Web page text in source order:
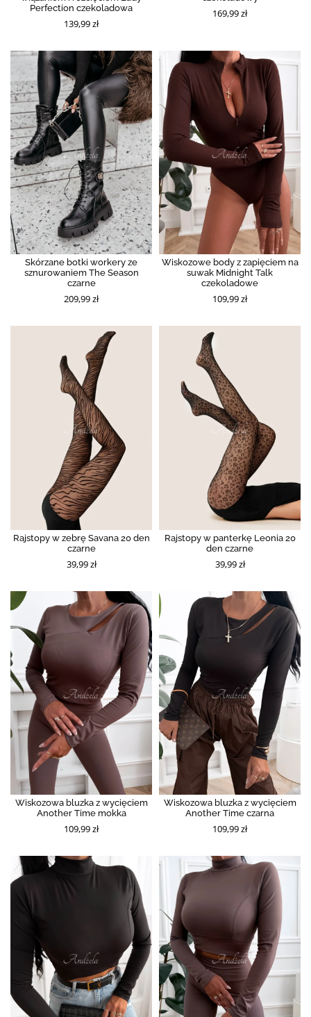
Perfection czekoladowa
139,99 zł
169,99 zł
Skórzane botki workery ze
sznurowaniem The Season
czarne
209,99 zł
Wiskozowe body z zapięciem na
suwak Midnight Talk
czekoladowe
109,99 zł
Rajstopy w zebrę Savana 20 den
czarne
39,99 zł
Rajstopy w panterkę Leonia 20
den czarne
39,99 zł
Wiskozowa bluzka z wycięciem
Another Time mokka
109,99 zł
Wiskozowa bluzka z wycięciem
Another Time czarna
109,99 zł